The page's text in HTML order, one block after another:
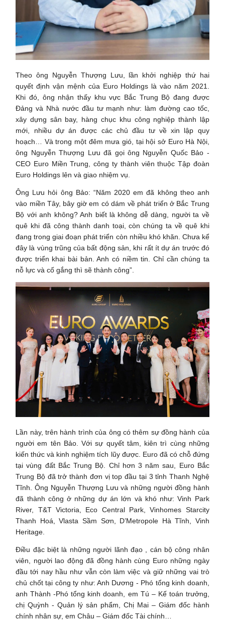
Theo ông Nguyễn Thượng Lưu, lần khởi nghiệp thứ hai
quyết định vận mệnh của Euro Holdings là vào năm 2021.
Khi đó, ông nhận thấy khu vực Bắc Trung Bộ đang được
Đảng và Nhà nước đầu tư mạnh như: làm đường cao tốc,
xây dựng sân bay, hàng chục khu công nghiệp thành lập
mới, nhiều dự án được các chủ đầu tư về xin lập quy
hoạch… Và trong một đêm mưa gió, tại hội sở Euro Hà Nội,
ông Nguyễn Thượng Lưu đã gọi ông Nguyễn Quốc Bảo -
CEO Euro Miền Trung, công ty thành viên thuộc Tập đoàn
Euro Holdings lên và giao nhiệm vụ.
Ông Lưu hỏi ông Bảo: “Năm 2020 em đã không theo anh
vào miền Tây, bây giờ em có dám về phát triển ở Bắc Trung
Bộ với anh không? Anh biết là không dễ dàng, người ta về
quê khi đã công thành danh toại, còn chúng ta về quê khi
đang trong giai đoạn phát triển còn nhiều khó khăn. Chưa kể
đây là vùng trũng của bất động sản, khi rất ít dự án trước đó
được triển khai bài bản. Anh có niềm tin. Chỉ cần chúng ta
nỗ lực và cố gắng thì sẽ thành công”.
Lần này, trên hành trình của ông có thêm sự đồng hành của
người em tên Bảo. Với sự quyết tâm, kiên trì cùng những
kiến thức và kinh nghiệm tích lũy được. Euro đã có chỗ đứng
tại vùng đất Bắc Trung Bộ. Chỉ hơn 3 năm sau, Euro Bắc
Trung Bộ đã trở thành đơn vị top đầu tại 3 tỉnh Thanh Nghệ
Tĩnh. Ông Nguyễn Thượng Lưu và những người đồng hành
đã thành công ở những dự án lớn và khó như: Vinh Park
River, T&T Victoria, Eco Central Park, Vinhomes Starcity
Thanh Hoá, Vlasta Sầm Sơn, D’Metropole Hà Tĩnh, Vinh
Heritage.
Điều đặc biệt là những người lãnh đạo , cán bộ công nhân
viên, người lao động đã đồng hành cùng Euro những ngày
đầu tới nay hầu như vẫn còn làm việc và giữ những vai trò
chủ chốt tại công ty như: Anh Dương - Phó tổng kinh doanh,
anh Thành -Phó tổng kinh doanh, em Tú – Kế toán trưởng,
chị Quỳnh - Quản lý sản phẩm, Chị Mai – Giám đốc hành
chính nhân sự, em Châu – Giám đốc Tài chính…